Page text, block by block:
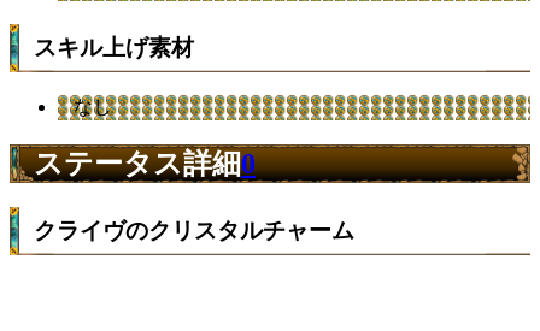
スキル上げ素材
なし
ステータス詳細0
クライヴのクリスタルチャーム